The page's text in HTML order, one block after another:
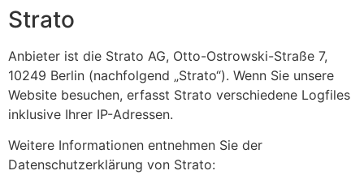
Strato
Anbieter ist die Strato AG, Otto-Ostrowski-Straße 7,
10249 Berlin (nachfolgend „Strato“). Wenn Sie unsere
Website besuchen, erfasst Strato verschiedene Logfiles
inklusive Ihrer IP-Adressen.
Weitere Informationen entnehmen Sie der
Datenschutzerklärung von Strato: